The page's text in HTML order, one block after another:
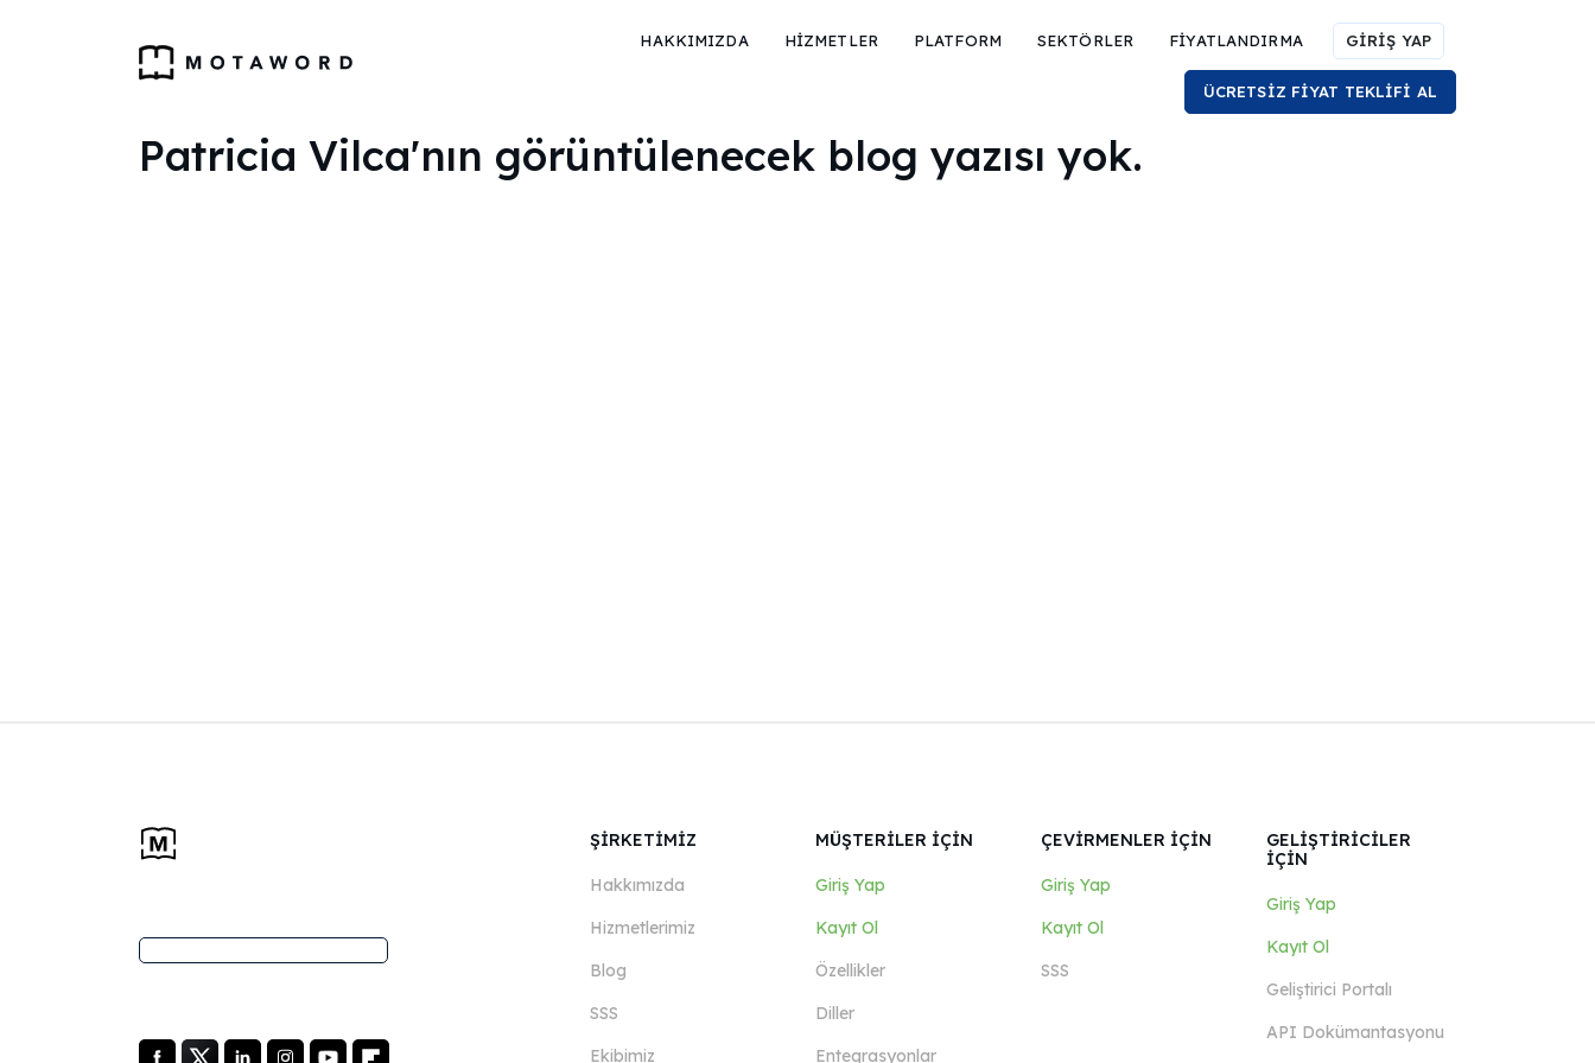
HAKKIMIZDA HİZMETLER PLATFORM SEKTÖRLER FİYATLANDIRMA GİRİŞ YAP
ÜCRETSİZ FİYAT TEKLİFİ AL
Patricia Vilca'nın görüntülenecek blog yazısı yok.
ŞİRKETİMİZ
Hakkımızda
Hizmetlerimiz
Blog
SSS
Ekibimiz
MÜŞTERİLER İÇİN
Giriş Yap
Kayıt Ol
Özellikler
Diller
Entegrasyonlar
ÇEVİRMENLER İÇİN
Giriş Yap
Kayıt Ol
SSS
GELİŞTİRİCİLER
İÇİN
Giriş Yap
Kayıt Ol
Geliştirici Portalı
API Dokümantasyonu